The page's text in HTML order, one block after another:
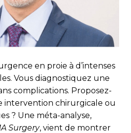
en proie à d’intenses
Vous diagnostiquez une
complications. Proposez-
intervention chirurgicale ou
? Une méta-analyse,
Surgery, vient de montrer